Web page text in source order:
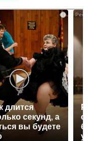
длится
секунд, а
вы будете